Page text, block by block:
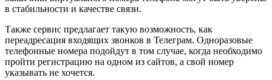
в стабильности и качестве связи.
Также сервис предлагает такую возможность, как
переадресация входящих звонков в Телеграм. Одноразовые
телефонные номера подойдут в том случае, когда необходимо
пройти регистрацию на одном из сайтов, а свой номер
указывать не хочется.